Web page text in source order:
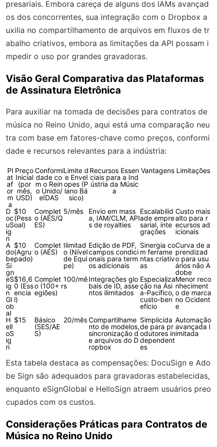
presariais. Embora careça de alguns dos IAMs avançad
os dos concorrentes, sua integração com o Dropbox a
uxilia no compartilhamento de arquivos em fluxos de tr
abalho criativos, embora as limitações da API possam i
mpedir o uso por grandes gravadoras.
Visão Geral Comparativa das Plataformas
de Assinatura Eletrônica
Para auxiliar na tomada de decisões para contratos de
música no Reino Unido, aqui está uma comparação neu
tra com base em fatores-chave como preços, conformi
dade e recursos relevantes para a indústria:
Pl
at
af
or
m
a
Preço
Inicial
(por
mês,
USD)
Conformi
dade co
m o Rein
o Unido/
eIDAS
Limite d
e Envel
opes (P
lano Bá
sico)
Recursos Essen
ciais para a Ind
ústria da Músic
a
Vantagens Limitações
D
oc
uS
ig
n
$10
(Pess
oal)
Complet
o (AES/Q
ES)
5/mês
Envio em mass
a, IAM/CLM, API
s de royalties
Escalabilid
ade empre
sarial, inte
grações
Custo mais
alto para r
ecursos ad
icionais
A
do
be
Si
gn
$10
(Agru
pado)
Complet
o (AES)
Ilimitad
o (Nível
de Equi
pe)
Edição de PDF,
campos condici
onais para term
os adicionais
Sinergia co
m ferrame
ntas criativ
as
Curva de a
prendizad
o para usu
ários não A
dobe
eS
ig
n
Gl
ob
al
$16,6
0 (Ess
encia
l)
Complet
o (100+ r
egiões)
100/mê
s
Integrações glo
bais de ID, asse
ntos ilimitados
Especializa
ção na Ási
a-Pacífico,
custo-ben
efício
Menor reco
nheciment
o de marca
no Ocident
e
H
ell
oS
ig
n
$15
Básico
(SES/AE
S)
20/mêsCompartilhame
nto de modelos,
sincronização d
e arquivos do D
ropbox
Simplicida
de para pr
odutores in
dependent
es
Automação
avançada l
imitada
Esta tabela destaca as compensações: DocuSign e Ado
be Sign são adequados para gravadoras estabelecidas,
enquanto eSignGlobal e HelloSign atraem usuários preo
cupados com os custos.
Considerações Práticas para Contratos de
Música no Reino Unido